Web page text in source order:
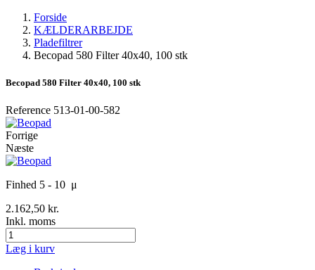
Forside
KÆLDERARBEJDE
Pladefiltrer
Becopad 580 Filter 40x40, 100 stk
Becopad 580 Filter 40x40, 100 stk
Reference 513-01-00-582
Forrige
Næste
Finhed 5 - 10 μ
2.162,50 kr.
Inkl. moms
Læg i kurv